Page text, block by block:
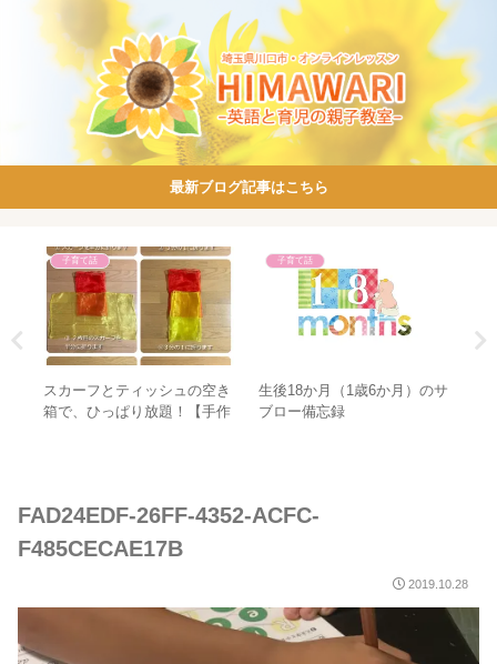
最新ブログ記事はこちら
子育て話
スカーフとティッシュの空き
箱で、ひっぱり放題！【手作
子育て話
生後18か月（1歳6か月）のサ
ブロー備忘録
FAD24EDF-26FF-4352-ACFC-
F485CECAE17B
2019.10.28